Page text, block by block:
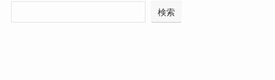
検索